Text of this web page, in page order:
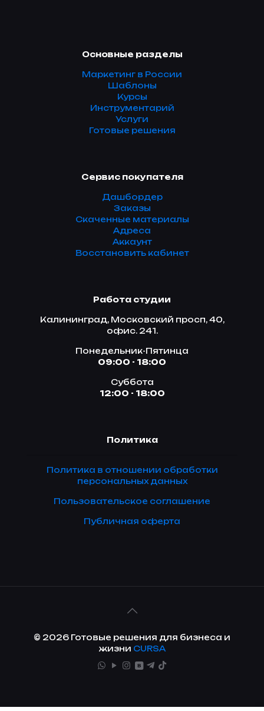
Основные разделы
Маркетинг в России
Шаблоны
Курсы
Инструментарий
Услуги
Готовые решения
Сервис покупателя
Дашбордер
Заказы
Скаченные материалы
Адреса
Аккаунт
Восстановить кабинет
Работа студии
Калининград, Московский просп, 40,
офис. 241.
Понедельник-Пятинца
09:00 - 18:00
Суббота
12:00 - 18:00
Политика
Политика в отношении обработки
персональных данных
Пользовательское соглашение
Публичная оферта
© 2026 Готовые решения для бизнеса и
жизни CURSA